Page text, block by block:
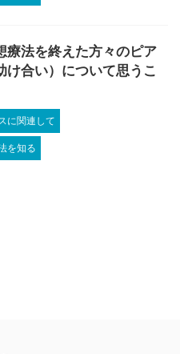
療法を終えた方々のピア
け合い）について思うこ
に関連して
を知る